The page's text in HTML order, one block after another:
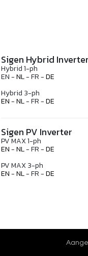
Sigen Hybrid Inverter
Hybrid 1-ph
EN -NL- FR -DE
Hybrid 3-ph
EN-NL- FR -DE
Sigen PV Inverter
PV MAX 1-ph
EN-NL- FR -DE
PV MAX 3-ph
EN-NL- FR -DE